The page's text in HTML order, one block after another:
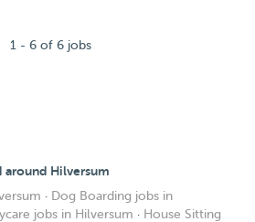
1 - 6 of 6 jobs
around Hilversum
· Dog Boarding jobs in
jobs in Hilversum · House Sitting